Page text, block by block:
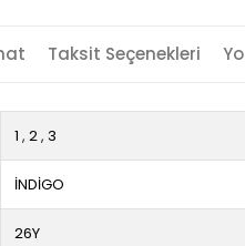
Taksit Seçenekleri
1 ,2,3
İNDİGO
26Y